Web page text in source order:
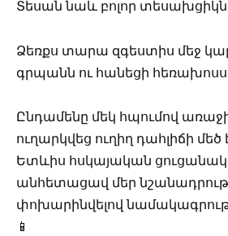
Տեսան նաև բոլոր
Ձեռքս տարա զգեստիս մեջ
գրպանն ու հանեցի
Ընդամենը մեկ հպումով
ուղարկվեց ուղիղ դահլիճի մեծ
Ետևիս հսկայական
անհետացավ մեր
փոխարինվելով
📱